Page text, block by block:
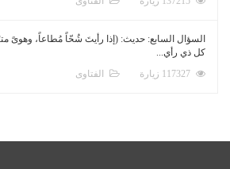
السؤال السابع: حديث: (إذا رأيتَ شُحّاً مُطاعاً، وهوىً
كل ذي رأي...
الفتاوى